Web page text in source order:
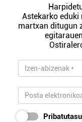
Astekarko eduki
martxan ditugun